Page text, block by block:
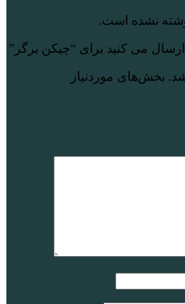
نشده است.
ارسال می کنید برای “چیکن برگر”
بخش‌های موردنیاز